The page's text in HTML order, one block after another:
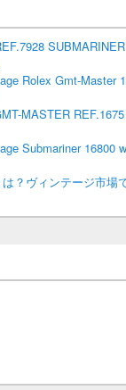
SUBMARINER
Rolex Gmt-Master
MASTER
Submariner 16800
？ヴィンテージ市場